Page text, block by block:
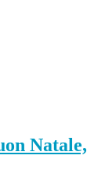
Natale,